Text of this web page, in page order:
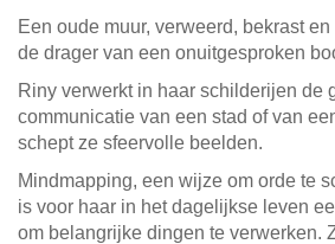
Een oude muur, verweerd, bekrast
de drager van een onuitgesproken
Riny verwerkt in haar schilderijen de
communicatie van een stad of van
schept ze sfeervolle beelden.
Mindmapping, een wijze om orde te
is voor haar in het dagelijkse leven
om belangrijke dingen te verwerken.